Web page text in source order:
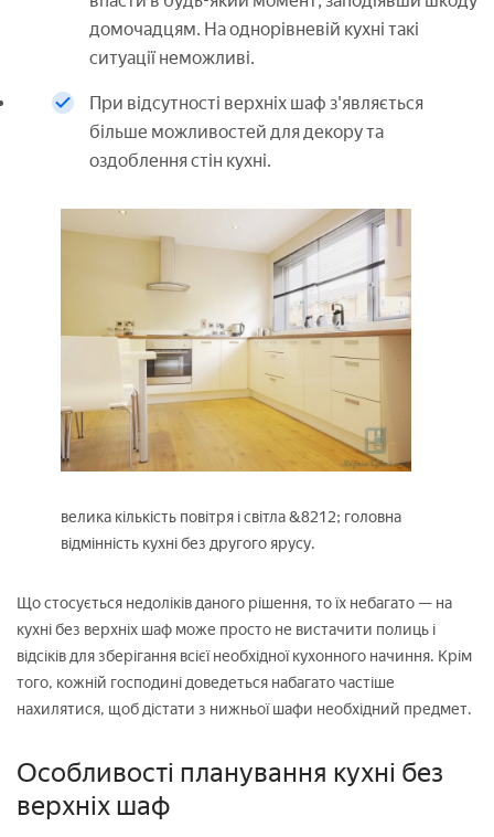
домочадцям. На однорівневій кухні такі
ситуації неможливі.
При відсутності верхніх шаф з'являється
більше можливостей для декору та
оздоблення стін кухні.
велика кількість повітря і світла &8212; головна
відмінність кухні без другого ярусу.
Що стосується недоліків даного рішення, то їх небагато — на
кухні без верхніх шаф може просто не вистачити полиць і
відсіків для зберігання всієї необхідної кухонного начиння. Крім
того, кожній господині доведеться набагато частіше
нахилятися, щоб дістати з нижньої шафи необхідний предмет.
Особливості планування кухні без
верхніх шаф